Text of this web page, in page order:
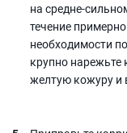
на средне-
течение
необходимости
крупно нарежьте
желтую кожуру и